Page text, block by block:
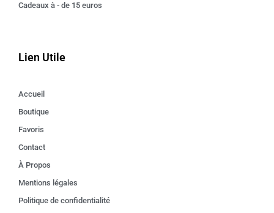
Cadeaux à - de 15 euros
Lien Utile
Accueil
Boutique
Favoris
Contact
À Propos
Mentions légales
Politique de confidentialité